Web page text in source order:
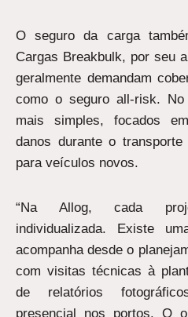
O seguro da carga
Cargas Breakbulk, por seu
geralmente demandam
como o seguro all-risk.
mais simples, focados
danos durante o
para veículos novos.
“Na Allog, cada
individualizada. Existe
acompanha desde o
com visitas técnicas à
de relatórios
presencial nos portos. O